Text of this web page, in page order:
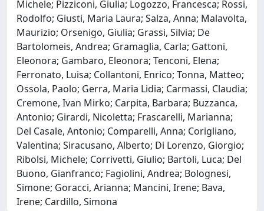
Michele; Pizziconi, Giulia; Logozzo, Francesca; Rossi,
Rodolfo; Giusti, Maria Laura; Salza, Anna; Malavolta,
Maurizio; Orsenigo, Giulia; Grassi, Silvia; De
Bartolomeis, Andrea; Gramaglia, Carla; Gattoni,
Eleonora; Gambaro, Eleonora; Tenconi, Elena;
Ferronato, Luisa; Collantoni, Enrico; Tonna, Matteo;
Ossola, Paolo; Gerra, Maria Lidia; Carmassi, Claudia;
Cremone, Ivan Mirko; Carpita, Barbara; Buzzanca,
Antonio; Girardi, Nicoletta; Frascarelli, Marianna;
Del Casale, Antonio; Comparelli, Anna; Corigliano,
Valentina; Siracusano, Alberto; Di Lorenzo, Giorgio;
Ribolsi, Michele; Corrivetti, Giulio; Bartoli, Luca; Del
Buono, Gianfranco; Fagiolini, Andrea; Bolognesi,
Simone; Goracci, Arianna; Mancini, Irene; Bava,
Irene; Cardillo, Simona